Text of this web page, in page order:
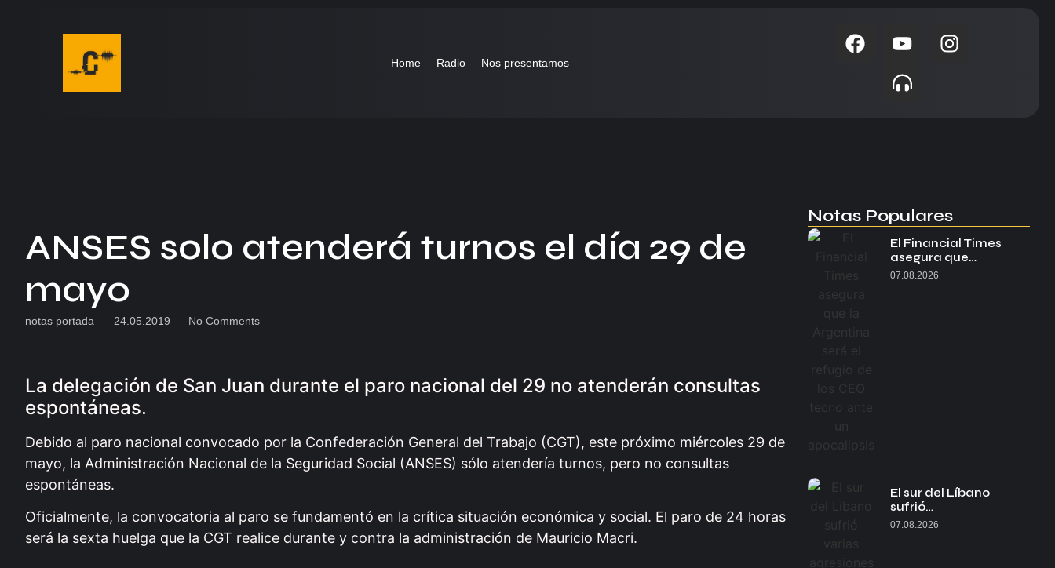
Home Radio Nos presentamos
ANSES solo atenderá turnos el día 29 de
mayo
notas portada - 24.05.2019 - No Comments
La delegación de San Juan durante el paro nacional del 29 no atenderán consultas
espontáneas.
Debido al paro nacional convocado por la Confederación General del Trabajo (CGT), este próximo miércoles 29 de
mayo, la Administración Nacional de la Seguridad Social (ANSES) sólo atendería turnos, pero no consultas
espontáneas.
Oficialmente, la convocatoria al paro se fundamentó en la crítica situación económica y social. El paro de 24 horas
será la sexta huelga que la CGT realice durante y contra la administración de Mauricio Macri.
Notas Populares
El Financial Times
asegura que…
07.08.2026
El sur del Líbano
sufrió…
07.08.2026